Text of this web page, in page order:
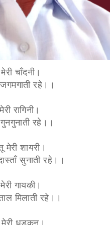
चाँदनी।
रहे।।
रागिनी।
रहे।।
मेरी शायरी।
सुनाती रहे।।
गायकी।
मिलाती रहे।।
मेरी धड़कन।